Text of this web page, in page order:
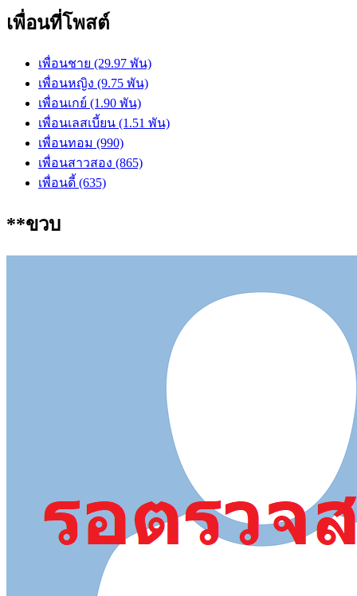
เพื่อนที่โพสต์
เพื่อนชาย (29.97 พัน)
เพื่อนหญิง (9.75 พัน)
เพื่อนเกย์ (1.90 พัน)
เพื่อนเลสเบี้ยน (1.51 พัน)
เพื่อนทอม (990)
เพื่อนสาวสอง (865)
เพื่อนดี้ (635)
**ขวบ